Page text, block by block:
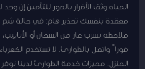
المياه وثق الأضرار بالصور للتأمين إن وجد
معقدة بنفسك تحذير هام: في حالة شم
ملاحظة تسرب غاز من السخان أو
فوراً واتصل بالطوارئ. لا تستخدم
المنزل. مميزات خدمة الطوارئ لدينا